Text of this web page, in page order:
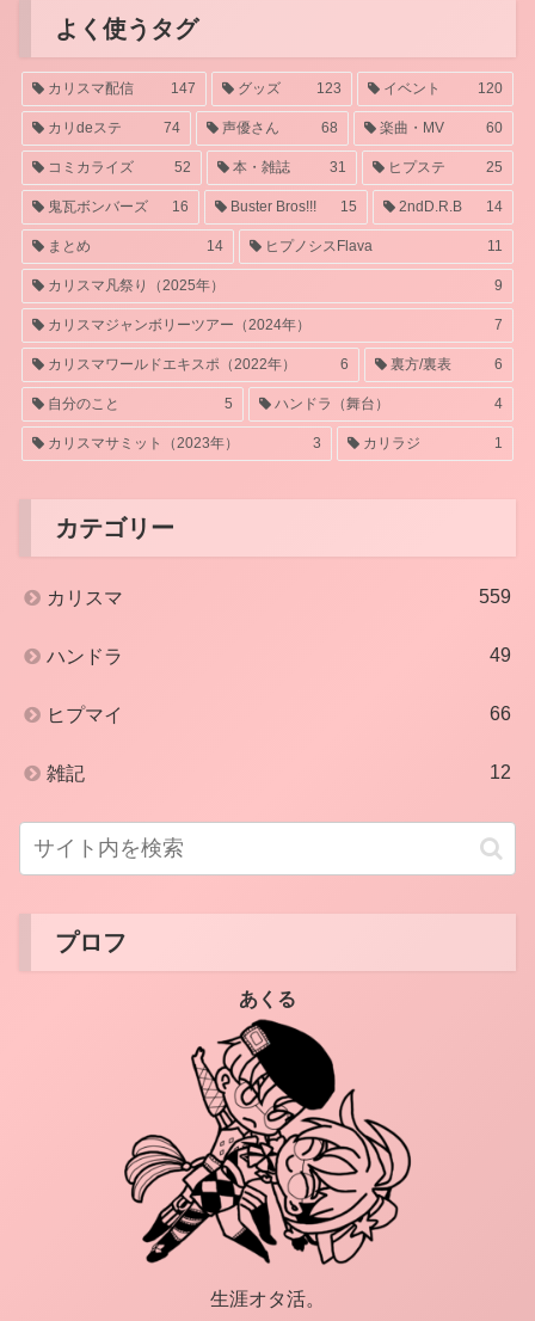
よく使うタグ
カリスマ配信 147 グッズ 123 イベント 120
カリdeステ 74 声優さん 68 楽曲・MV 60
コミカライズ 52 本・雑誌 31 ヒプステ 25
鬼瓦ボンバーズ 16 Buster Bros!!! 15 2ndD.R.B 14
まとめ 14 ヒプノシスFlava 11
カリスマ凡祭り（2025年） 9
カリスマジャンボリーツアー（2024年） 7
カリスマワールドエキスポ（2022年） 6 裏方/裏表 6
自分のこと 5 ハンドラ（舞台） 4
カリスマサミット（2023年） 3 カリラジ 1
カテゴリー
カリスマ 559
ハンドラ 49
ヒプマイ 66
雑記 12
プロフ
あくる
生涯オタ活。